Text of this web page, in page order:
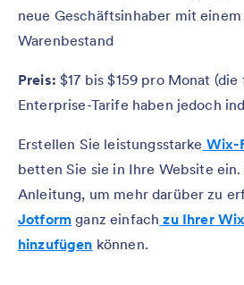
neue Geschäftsinhaber mit
Warenbestand
Preis: $17 bis $159 pro Monat
Enterprise-Tarife haben jedoch
Erstellen Sie leistungsstarke Wix-
betten Sie sie in Ihre Website
Anleitung, um mehr darüber zu
Jotform ganz einfach zu Ihrer
hinzufügen können.